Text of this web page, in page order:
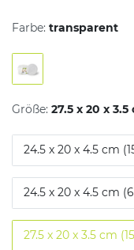
Farbe: transparent
Größe: 27.5 x 20 x 3.5
24.5 x 20 x 4.5 cm
24.5 x 20 x 4.5 cm
27.5 x 20 x 3.5 cm